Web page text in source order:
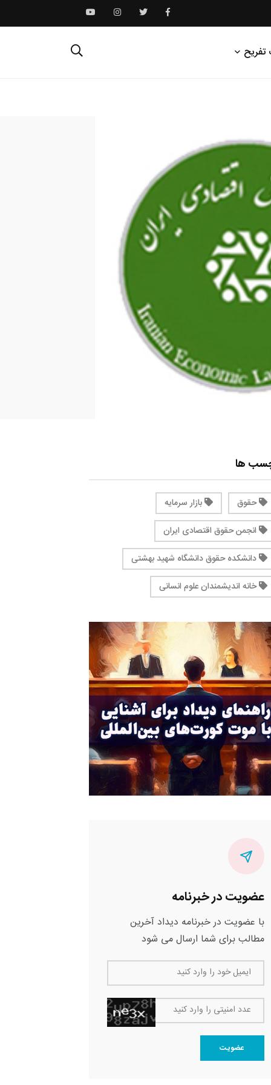
تفریح
ها
حقوق
بازار سرمایه
انجمن حقوق اقتصادی ایران
دانشکده حقوق دانشگاه شهید بهشتی
خانه اندیشمندان علوم انسانی
عضویت در خبرنامه
با عضویت در خبرنامه دیداد آخرین
مطالب برای شما ارسال می شود
ایمیل خود را وارد کنید
عدد امنیتی را وارد کنید
عضویت